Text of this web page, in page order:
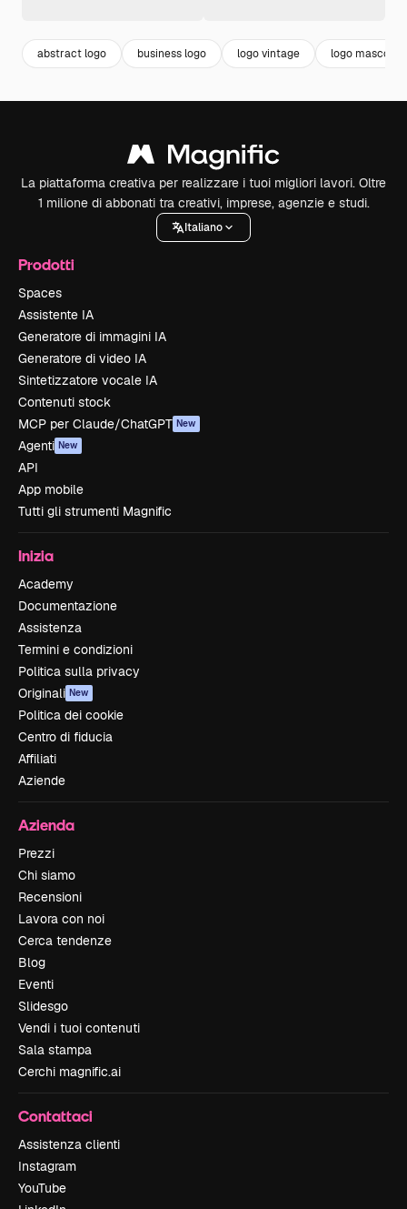
abstract logo business logo logo vintage logo mascotte
La piattaforma creativa per realizzare i tuoi migliori lavori. Oltre
1 milione di abbonati tra creativi, imprese, agenzie e studi.
Italiano
Prodotti
Spaces
Assistente IA
Generatore di immagini IA
Generatore di video IA
Sintetizzatore vocale IA
Contenuti stock
MCP per Claude/ChatGPT New
Agenti New
API
App mobile
Tutti gli strumenti Magnific
Inizia
Academy
Documentazione
Assistenza
Termini e condizioni
Politica sulla privacy
Originali New
Politica dei cookie
Centro di fiducia
Affiliati
Aziende
Azienda
Prezzi
Chi siamo
Recensioni
Lavora con noi
Cerca tendenze
Blog
Eventi
Slidesgo
Vendi i tuoi contenuti
Sala stampa
Cerchi magnific.ai
Contattaci
Assistenza clienti
Instagram
YouTube